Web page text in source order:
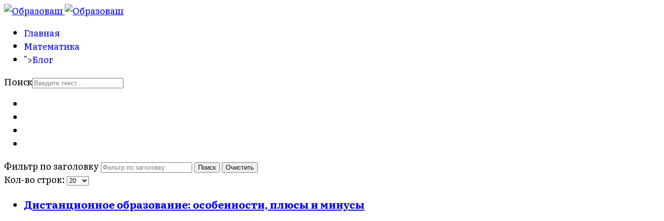
Главная
Математика
">Блог
Поиск
Фильтр по заголовку Поиск Очистить
Кол-во строк:
Дистанционное образование: особенности, плюсы и минусы